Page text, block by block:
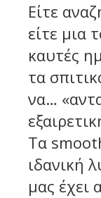
Είτε
είτε μια
καυτές
τα
να…
Τα
ιδανική
μας έχει